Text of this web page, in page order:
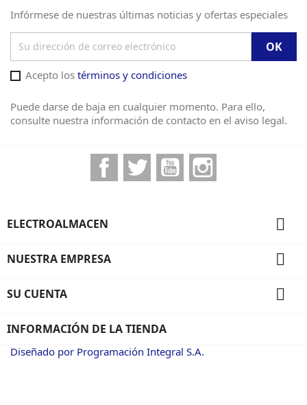
Infórmese de nuestras últimas noticias y ofertas especiales
Acepto los términos y condiciones
Puede darse de baja en cualquier momento. Para ello,
consulte nuestra información de contacto en el aviso legal.
FacebookTwitter YouTube
ELECTROALMACEN 
NUESTRA EMPRESA 
SU CUENTA 
INFORMACIÓN DE LA TIENDA
Diseñado por Programación Integral S.A.